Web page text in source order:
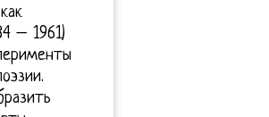
– 1961)